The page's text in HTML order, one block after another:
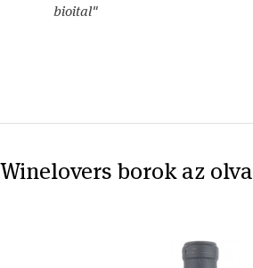
bioital"
Winelovers borok az